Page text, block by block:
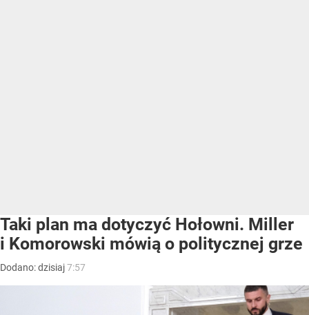
Taki plan ma dotyczyć Hołowni. Miller
i Komorowski mówią o politycznej grze
Dodano:dzisiaj7:57